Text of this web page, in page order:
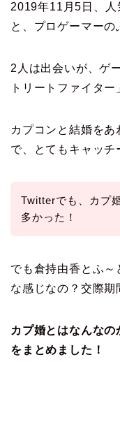
2019年11月5日、人
と、プロゲーマーの
2人は出会いが、ゲ
トリートファイター
カプコンと結婚をあ
で、とてもキャッチ
Twitterでも、カプ
多かった！
でも倉持由香とふ
な感じなの？交際期
カプ婚とはなんな
をまとめました！